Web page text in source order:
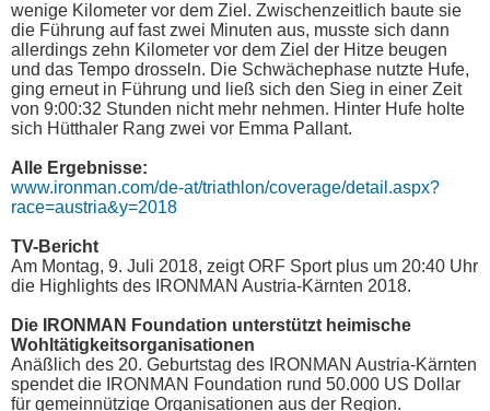
wenige Kilometer vor dem Ziel. Zwischenzeitlich baute sie
die Führung auf fast zwei Minuten aus, musste sich dann
allerdings zehn Kilometer vor dem Ziel der Hitze beugen
und das Tempo drosseln. Die Schwächephase nutzte Hufe,
ging erneut in Führung und ließ sich den Sieg in einer Zeit
von 9:00:32 Stunden nicht mehr nehmen. Hinter Hufe holte
sich Hütthaler Rang zwei vor Emma Pallant.
Alle Ergebnisse:
www.ironman.com/de-at/triathlon/coverage/detail.aspx?
race=austria&y=2018
TV-Bericht
Am Montag, 9. Juli 2018, zeigt ORF Sport plus um 20:40 Uhr
die Highlights des IRONMAN Austria-Kärnten 2018.
Die IRONMAN Foundation unterstützt heimische
Wohltätigkeitsorganisationen
Anäßlich des 20. Geburtstag des IRONMAN Austria-Kärnten
spendet die IRONMAN Foundation rund 50.000 US Dollar
für gemeinnützige Organisationen aus der Region.